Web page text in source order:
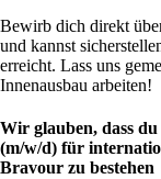
Bewirb dich direkt
und kannst
erreicht. Lass uns
Innenausbau arbeiten!
Wir glauben, dass
(m/w/d) für
Bravour zu bestehen